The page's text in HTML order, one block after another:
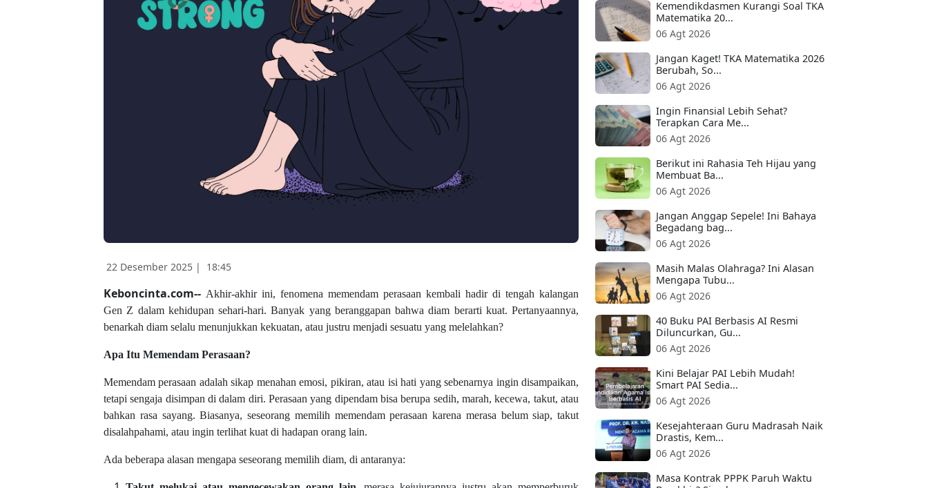
22 Desember 2025 | 18:45
Keboncinta.com-- Akhir-akhir ini, fenomena memendam perasaan kembali hadir di tengah kalangan
Gen Z dalam kehidupan sehari-hari. Banyak yang beranggapan bahwa diam berarti kuat. Pertanyaannya,
benarkah diam selalu menunjukkan kekuatan, atau justru menjadi sesuatu yang melelahkan?
Apa Itu Memendam Perasaan?
Memendam perasaan adalah sikap menahan emosi, pikiran, atau isi hati yang sebenarnya ingin disampaikan,
tetapi sengaja disimpan di dalam diri. Perasaan yang dipendam bisa berupa sedih, marah, kecewa, takut, atau
bahkan rasa sayang. Biasanya, seseorang memilih memendam perasaan karena merasa belum siap, takut
disalahpahami, atau ingin terlihat kuat di hadapan orang lain.
Ada beberapa alasan mengapa seseorang memilih diam, di antaranya:
Kemendikdasmen Kurangi Soal TKA
Matematika 20...
06 Agt 2026
Jangan Kaget! TKA Matematika 2026
Berubah, So...
06 Agt 2026
Ingin Finansial Lebih Sehat?
Terapkan Cara Me...
06 Agt 2026
Berikut ini Rahasia Teh Hijau yang
Membuat Ba...
06 Agt 2026
Jangan Anggap Sepele! Ini Bahaya
Begadang bag...
06 Agt 2026
Masih Malas Olahraga? Ini Alasan
Mengapa Tubu...
06 Agt 2026
40 Buku PAI Berbasis AI Resmi
Diluncurkan, Gu...
06 Agt 2026
Kini Belajar PAI Lebih Mudah!
Smart PAI Sedia...
06 Agt 2026
Kesejahteraan Guru Madrasah Naik
Drastis, Kem...
06 Agt 2026
Masa Kontrak PPPK Paruh Waktu